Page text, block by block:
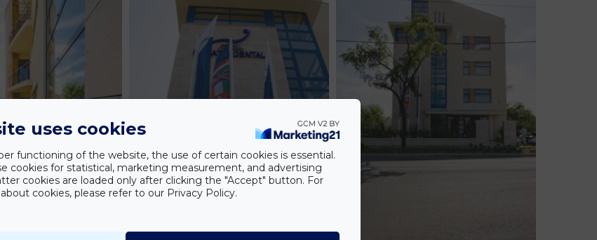
uses cookies
functioning of the website, the use of certain cookies is essential.
cookies for statistical, marketing measurement, and advertising
cookies are loaded only after clicking the "Accept" button. For
cookies, please refer to our Privacy Policy.